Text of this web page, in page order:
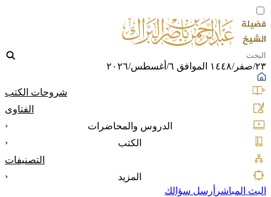
٢٣/صفر/١٤٤٨ الموافق ٦/أغسطس/٢٠٢٦
شروحات الكتب
الفتاوى
الدروس والمحاضرات
‹
الكتب
‹
التصنيفات
المزيد
‹
البث المباشر أرسل سؤالك